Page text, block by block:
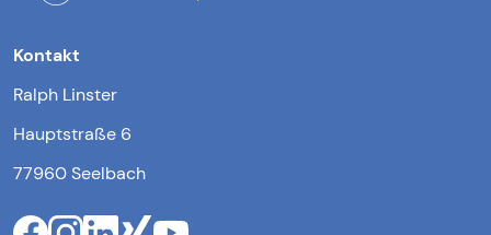
Kontakt
Ralph Linster
Hauptstraße 6
77960 Seelbach